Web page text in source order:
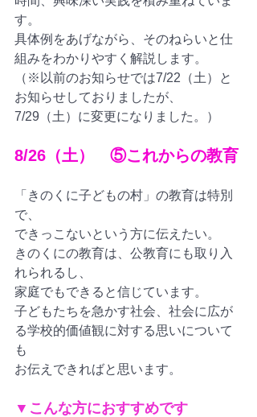
す。
具体例をあげながら、そのねらいと仕
組みをわかりやすく解説します。
（※以前のお知らせでは7/22（土）と
お知らせしておりましたが、
7/29（土）に変更になりました。）
8/26（土）　⑤これからの教育
「きのくに子どもの村」の教育は特別
で、
できっこないという方に伝えたい。
きのくにの教育は、公教育にも取り入
れられるし、
家庭でもできると信じています。
子どもたちを急かす社会、社会に広が
る学校的価値観に対する思いについて
も
お伝えできればと思います。
▼こんな方におすすめです